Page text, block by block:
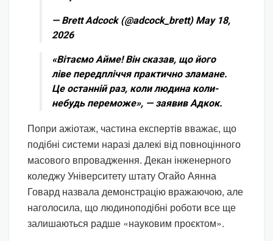
— Brett Adcock (@adcock_brett) May 18,
2026
«Вітаємо Айме! Він сказав, що його
ліве передпліччя практично зламане.
Це останній раз, коли людина коли-
небудь переможе», — заявив Адкок.
Попри ажіотаж, частина експертів вважає, що
подібні системи наразі далекі від повноцінного
масового впровадження. Декан інженерного
коледжу Університету штату Огайо Аянна
Говард назвала демонстрацію вражаючою, але
наголосила, що людиноподібні роботи все ще
залишаються радше «науковим проєктом».